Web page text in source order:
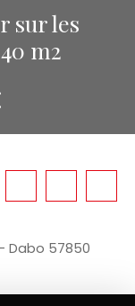
sur les
m2
Dabo 57850